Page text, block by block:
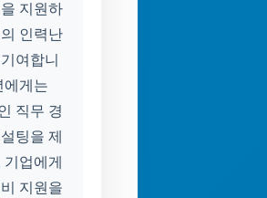
지원하
인력난
여합니
에게는
직무 경
팅을 제
업에게
지원을